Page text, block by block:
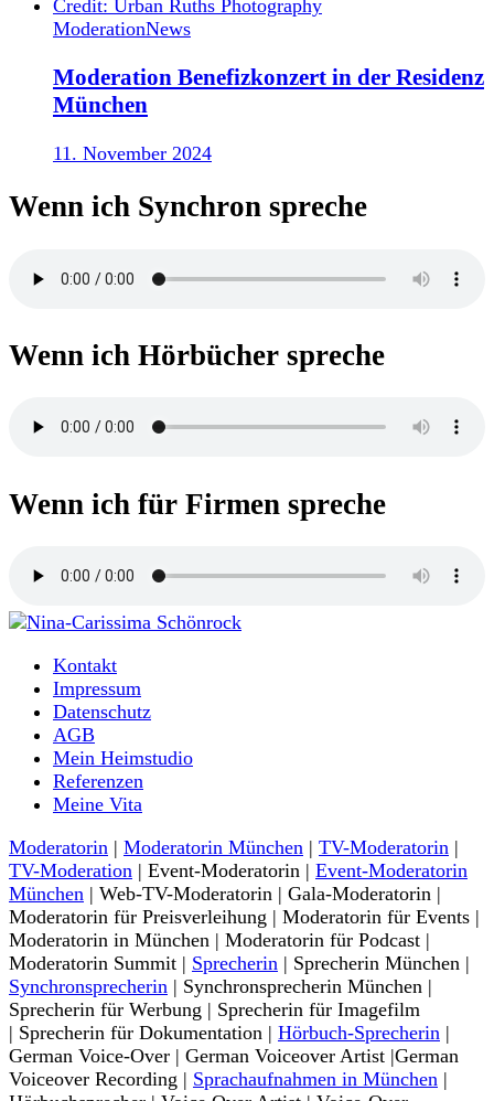
ModerationNews
Moderation Benefizkonzert in der Residenz
München
11. November 2024
Wenn ich Synchron spreche
Wenn ich Hörbücher spreche
Wenn ich für Firmen spreche
Nina-Carissima Schönrock
Moderatorin und Sprecherin
Kontakt
Impressum
Datenschutz
AGB
Mein Heimstudio
Referenzen
Meine Vita
Moderatorin | Moderatorin München | TV-Moderatorin |
TV-Moderation | Event-Moderatorin | Event-Moderatorin
München | Web-TV-Moderatorin | Gala-Moderatorin |
Moderatorin für Preisverleihung | Moderatorin für Events |
Moderatorin in München | Moderatorin für Podcast |
Moderatorin Summit | Sprecherin | Sprecherin München |
Synchronsprecherin | Synchronsprecherin München |
Sprecherin für Werbung | Sprecherin für Imagefilm
| Sprecherin für Dokumentation | Hörbuch-Sprecherin |
German Voice-Over | German Voiceover Artist |German
Voiceover Recording | Sprachaufnahmen in München |